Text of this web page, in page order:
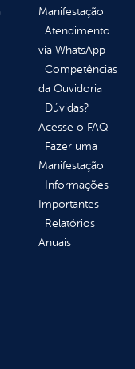
Manifestação
Atendimento
via WhatsApp
Competências
da Ouvidoria
Dúvidas?
Acesse o FAQ
Fazer uma
Manifestação
Informações
Importantes
Relatórios
Anuais